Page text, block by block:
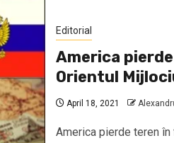
Editorial
America
Orientul
April 18, 2021
America pierde teren în